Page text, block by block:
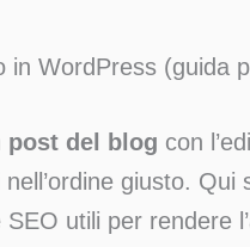
in WordPress (guida
post del blog con
giusto.
utili per rendere